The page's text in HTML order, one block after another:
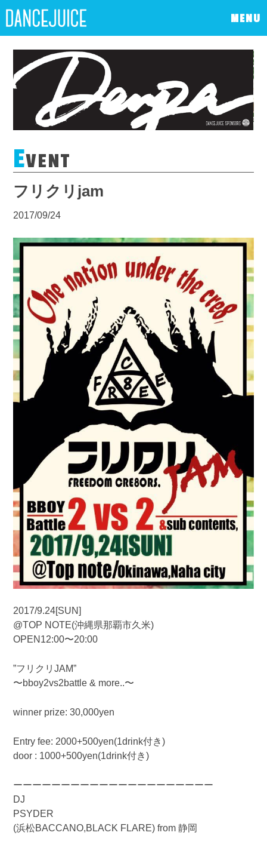
MENU
EVENT
フリクリjam
2017/09/24
2017/9.24[SUN]
@TOP NOTE(沖縄県那覇市久米)
OPEN12:00〜20:00
”フリクリJAM”
〜bboy2vs2battle & more..〜
winner prize: 30,000yen
Entry fee: 2000+500yen(1drink付き)
door : 1000+500yen(1drink付き)
ーーーーーーーーーーーーーーーーーーーーー
DJ
PSYDER
(浜松BACCANO,BLACK FLARE) from 静岡